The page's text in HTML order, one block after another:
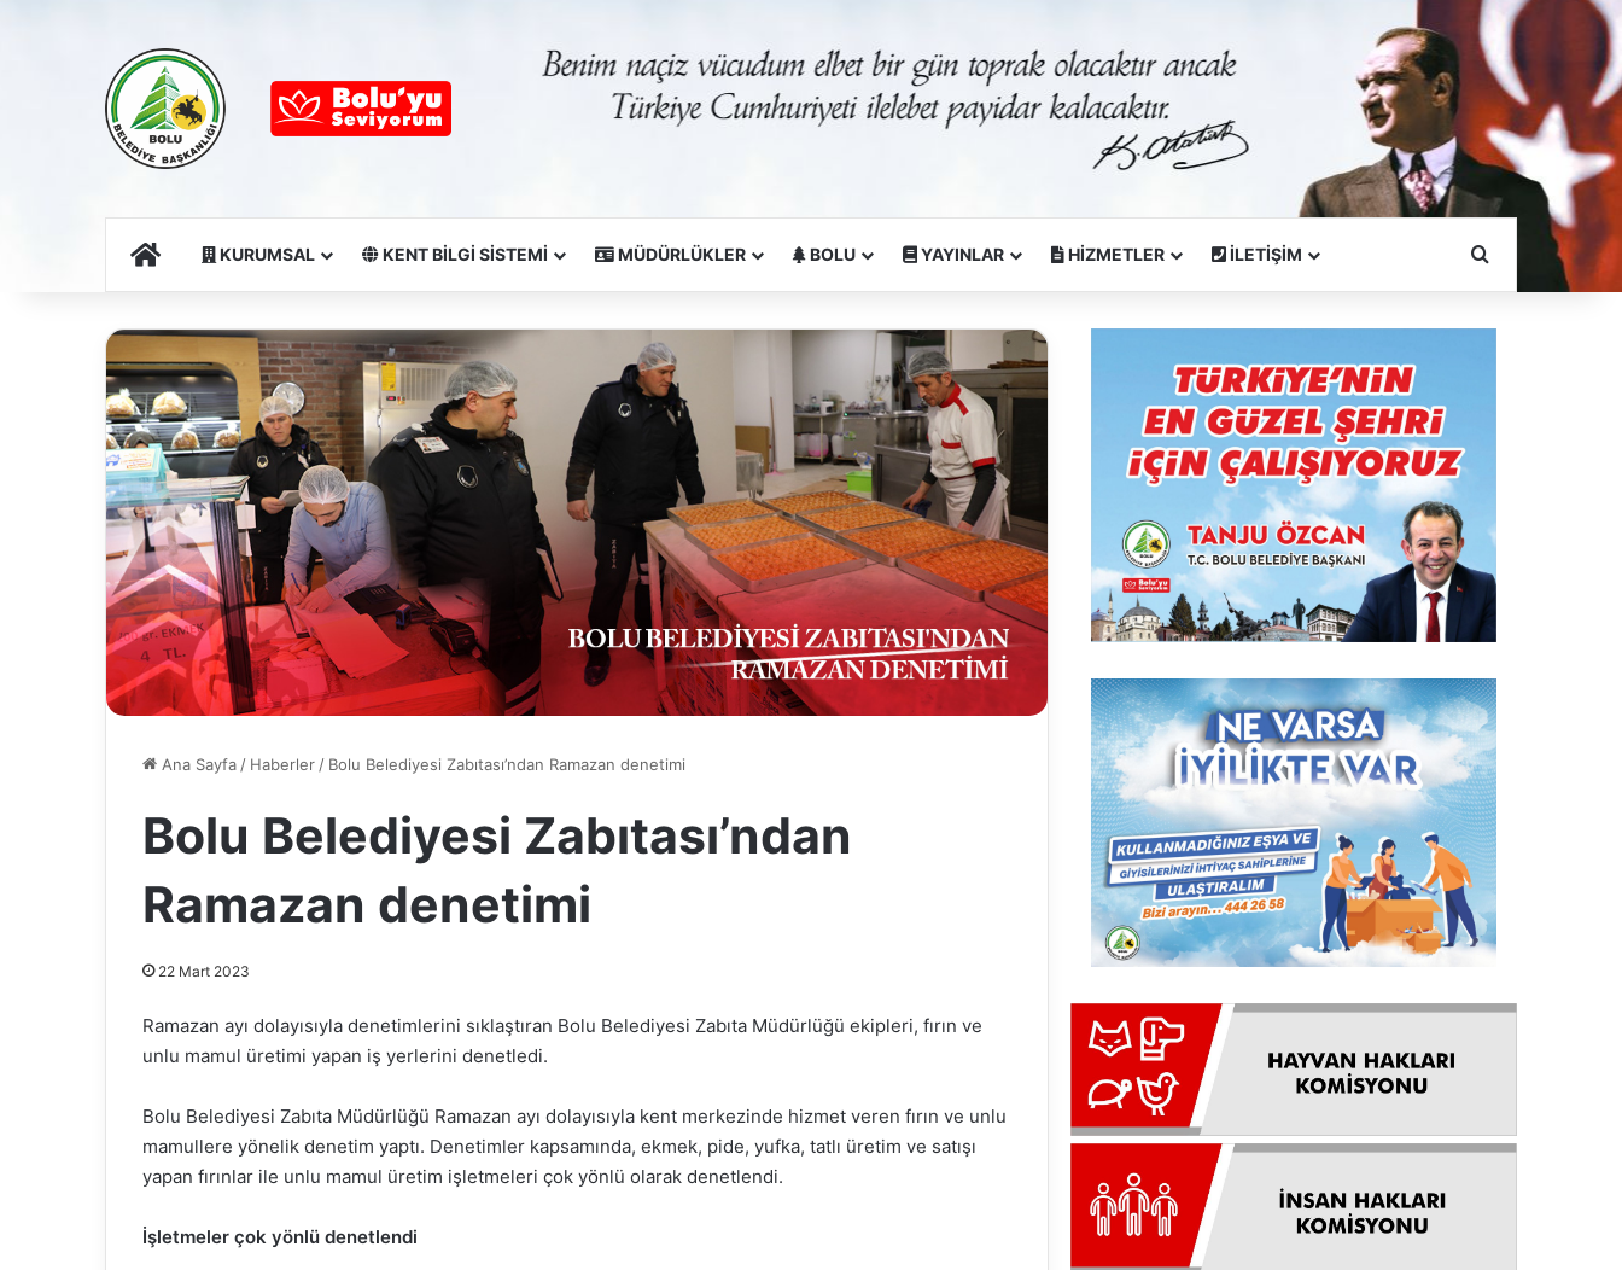
Ana SayfaKURUMSAL KENT BİLGİ SİSTEMİ MÜDÜRLÜKLER BOLU YAYINLAR HİZMETLER İLETİŞİM Arama Yapın
Ana Sayfa/ Haberler/ Bolu Belediyesi Zabıtası’ndan Ramazan denetimi
Bolu Belediyesi Zabıtası’ndan
Ramazan denetimi
22 Mart 2023
Ramazan ayı dolayısıyla denetimlerini sıklaştıran Bolu Belediyesi Zabıta Müdürlüğü ekipleri, fırın ve
unlu mamul üretimi yapan iş yerlerini denetledi.
Bolu Belediyesi Zabıta Müdürlüğü Ramazan ayı dolayısıyla kent merkezinde hizmet veren fırın ve unlu
mamullere yönelik denetim yaptı. Denetimler kapsamında, ekmek, pide, yufka, tatlı üretim ve satışı
yapan fırınlar ile unlu mamul üretim işletmeleri çok yönlü olarak denetlendi.
İşletmeler çok yönlü denetlendi